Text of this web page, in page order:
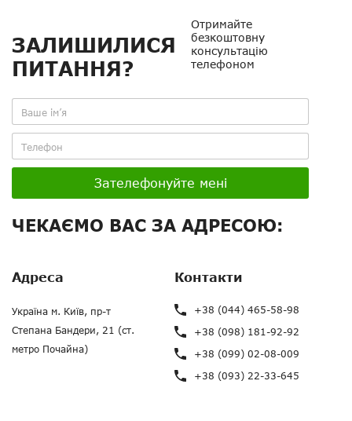
ЗАЛИШИЛИСЯ
ПИТАННЯ?
Отримайте
безкоштовну
консультацію
телефоном
Зателефонуйте мені
ЧЕКАЄМО ВАС ЗА АДРЕСОЮ:
Адреса
Україна м. Київ, пр-т
Степана Бандери, 21 (ст.
метро Почайна)
Контакти
+38 (044) 465-58-98
+38 (098) 181-92-92
+38 (099) 02-08-009
+38 (093) 22-33-645